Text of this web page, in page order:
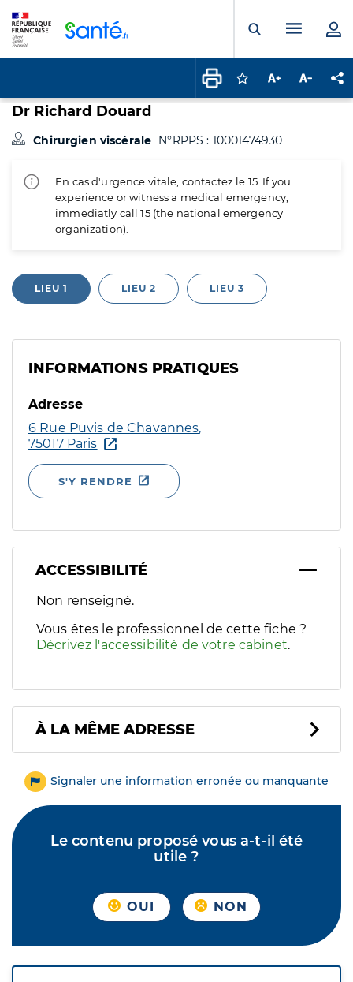
Ouvrir laMenu
Connectez-vous
Augmenter la
Dr Richard Douard
Chirurgien viscérale N°RPPS : 10001474930
En cas d'urgence vitale, contactez le 15. If you
experience or witness a medical emergency,
immediatly call 15 (the national emergency
organization).
LIEU 1 LIEU 2 LIEU 3
INFORMATIONS PRATIQUES
Adresse
6 Rue Puvis de Chavannes,
75017 Paris
S'Y RENDRE
ACCESSIBILITÉ
Filtres
Sélectionnez un ou plusieurs handicaps/besoins
Non renseigné.
Vous êtes le professionnel de cette fiche ?
Décrivez l'accessibilité de votre cabinet.
À LA MÊME ADRESSE
Signaler une information erronée ou manquante
Le contenu proposé vous a-t-il été
utile ?
OUI NON